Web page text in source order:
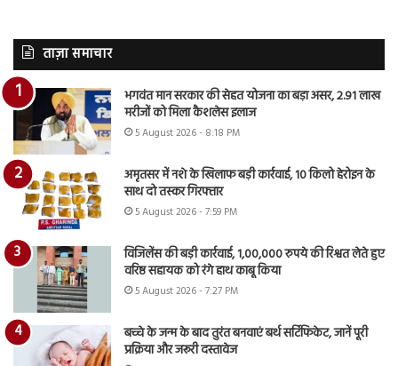
ताज़ा समाचार
भगवंत मान सरकार की सेहत योजना का बड़ा असर, 2.91 लाख
मरीजों को मिला कैशलेस इलाज
5 August 2026 - 8:18 PM
अमृतसर में नशे के खिलाफ बड़ी कार्रवाई, 10 किलो हेरोइन के
साथ दो तस्कर गिरफ्तार
5 August 2026 - 7:59 PM
विजिलेंस की बड़ी कार्रवाई, 1,00,000 रुपये की रिश्वत लेते हुए
वरिष्ठ सहायक को रंगे हाथ काबू किया
5 August 2026 - 7:27 PM
बच्चे के जन्म के बाद तुरंत बनवाएं बर्थ सर्टिफिकेट, जानें पूरी
प्रक्रिया और जरूरी दस्तावेज